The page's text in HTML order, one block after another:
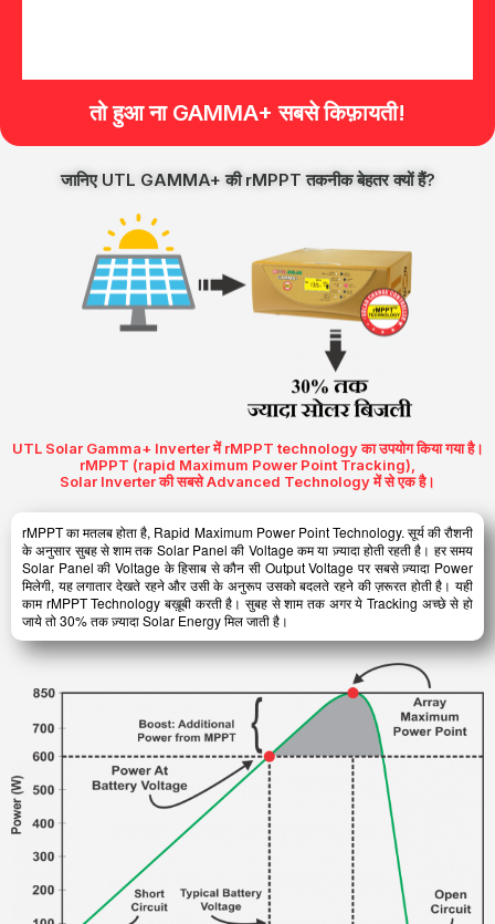
तो हुआ ना GAMMA+ सबसे किफ़ायती!
जानिए UTL GAMMA+ की rMPPT तकनीक बेहतर क्यों हैं?
UTL Solar Gamma+ Inverter में rMPPT technology का उपयोग किया गया है।
rMPPT (rapid Maximum Power Point Tracking),
Solar Inverter की सबसे Advanced Technology में से एक है।
rMPPT का मतलब होता है, Rapid Maximum Power Point Technology. सूर्य की रौशनी
के अनुसार सुबह से शाम तक Solar Panel की Voltage कम या ज़्यादा होती रहती है। हर समय
Solar Panel की Voltage के हिसाब से कौन सी Output Voltage पर सबसे ज़्यादा Power
मिलेगी, यह लगातार देखते रहने और उसी के अनुरूप उसको बदलते रहने की ज़रूरत होती है। यही
काम rMPPT Technology बख़ूबी करती है। सुबह से शाम तक अगर ये Tracking अच्छे से हो
जाये तो 30% तक ज़्यादा Solar Energy मिल जाती है।